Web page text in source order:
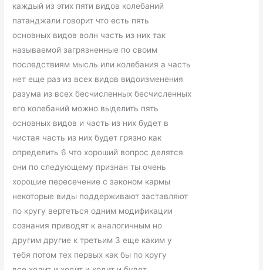
каждый из этих пяти видов колебаний
патанджали говорит что есть пять
основных видов волн часть из них так
называемой загрязненные по своим
последствиям мысль или колебания а часть
нет еще раз из всех видов видоизменения
разума из всех бесчисленных бесчисленных
его колебаний можно выделить пять
основных видов и часть из них будет в
чистая часть из них будет грязно как
определить 6 что хороший вопрос делятся
они по следующему признан ты очень
хорошие пересечение с законом кармы
некоторые виды поддерживают заставляют
по кругу вертеться одним модификации
сознания приводят к аналогичным но
другим другие к третьим 3 еще каким у
тебя потом тех первых как бы по кругу